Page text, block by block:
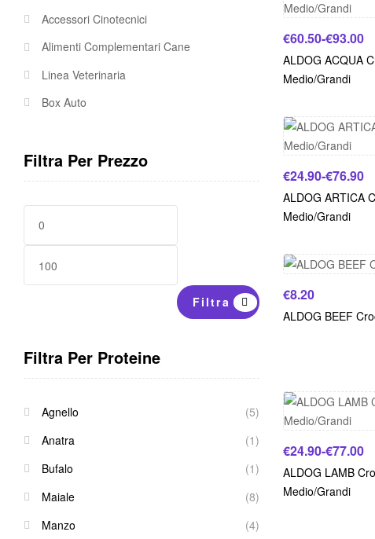
€60.50-€93.00
ALDOG ACQUA
Medio/Grandi
€24.90-€76.90
ALDOG ARTICA
Medio/Grandi
€8.20
ALDOG BEEF
€24.90-€77.00
ALDOG LAMB
Medio/Grandi
Accessori Cinotecnici
Alimenti Complementari Cane
Linea Veterinaria
Box Auto
Filtra Per Prezzo
Filtra
Filtra Per Proteine
Agnello
(5)
Anatra
(1)
Bufalo
(1)
Maiale
(8)
Manzo
(4)